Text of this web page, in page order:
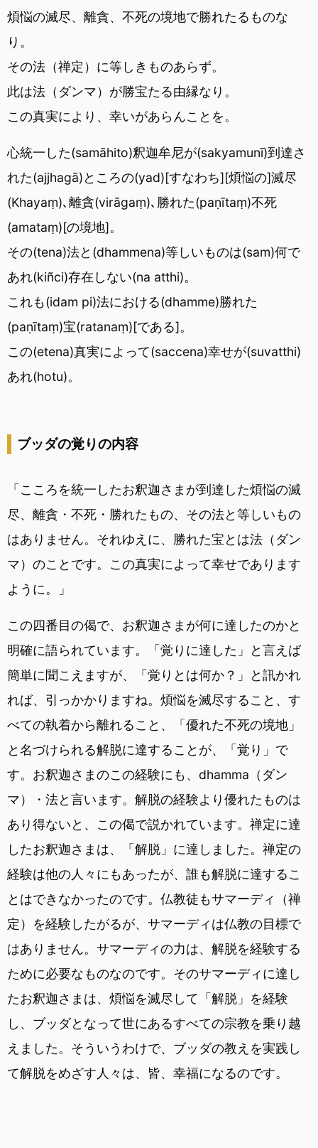
煩悩の滅尽、離貪、不死の境地で勝れたるものな
り。
その法（禅定）に等しきものあらず。
此は法（ダンマ）が勝宝たる由縁なり。
この真実により、幸いがあらんことを。
心統一した(samāhito)釈迦牟尼が(sakyamunī)到達さ
れた(ajjhagā)ところの(yad)[すなわち][煩悩の]滅尽
(Khayaṃ)､離貪(virāgaṃ)､勝れた(paṇītaṃ)不死
(amataṃ)[の境地]。
その(tena)法と(dhammena)等しいものは(sam)何で
あれ(kiñci)存在しない(na atthi)。
これも(idam pi)法における(dhamme)勝れた
(paṇītaṃ)宝(ratanaṃ)[である]。
この(etena)真実によって(saccena)幸せが(suvatthi)
あれ(hotu)。
ブッダの覚りの内容
「こころを統一したお釈迦さまが到達した煩悩の滅
尽、離貪・不死・勝れたもの、その法と等しいもの
はありません。それゆえに、勝れた宝とは法（ダン
マ）のことです。この真実によって幸せであります
ように。」
この四番目の偈で、お釈迦さまが何に達したのかと
明確に語られています。「覚りに達した」と言えば
簡単に聞こえますが、「覚りとは何か？」と訊かれ
れば、引っかかりますね。煩悩を滅尽すること、す
べての執着から離れること、「優れた不死の境地」
と名づけられる解脱に達することが、「覚り」で
す。お釈迦さまのこの経験にも、dhamma（ダン
マ）・法と言います。解脱の経験より優れたものは
あり得ないと、この偈で説かれています。禅定に達
したお釈迦さまは、「解脱」に達しました。禅定の
経験は他の人々にもあったが、誰も解脱に達するこ
とはできなかったのです。仏教徒もサマーディ（禅
定）を経験したがるが、サマーディは仏教の目標で
はありません。サマーディの力は、解脱を経験する
ために必要なものなのです。そのサマーディに達し
たお釈迦さまは、煩悩を滅尽して「解脱」を経験
し、ブッダとなって世にあるすべての宗教を乗り越
えました。そういうわけで、ブッダの教えを実践し
て解脱をめざす人々は、皆、幸福になるのです。